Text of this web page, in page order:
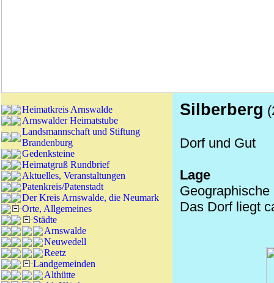
Heimatkreis Arnswalde
Arnswalder Heimatstube
Landsmannschaft und Stiftung
Brandenburg
Gedenksteine
Heimatgruß Rundbrief
Aktuelles, Veranstaltungen
Patenkreis/Patenstadt
Der Kreis Arnswalde, die Neumark
Orte, Allgemeines
Städte
Arnswalde
Neuwedell
Reetz
Landgemeinden
Althütte
Silberberg
Dorf und Gut
Lage
Geographische
Das Dorf liegt